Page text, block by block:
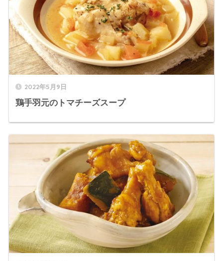
2022年5月9日
鶏手羽元のトマチーズスープ